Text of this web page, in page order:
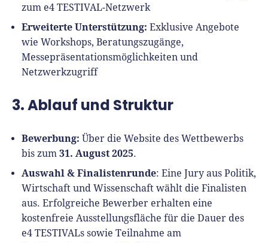
Lohnsoftware
Weitere Tools & Vorlagen
Vergleiche
Steuerberatung
Software
zum e4 TESTIVAL-Netzwerk
Erweiterte Unterstützung: Exklusive Angebote
wie Workshops, Beratungszugänge,
Messepräsentationsmöglichkeiten und
Netzwerkzugriff
3. Ablauf und Struktur
Bewerbung: Über die Website des Wettbewerbs
bis zum 31. August 2025.
Auswahl & Finalistenrunde: Eine Jury aus Politik,
Wirtschaft und Wissenschaft wählt die Finalisten
aus. Erfolgreiche Bewerber erhalten eine
kostenfreie Ausstellungsfläche für die Dauer des
e4 TESTIVALs sowie Teilnahme am